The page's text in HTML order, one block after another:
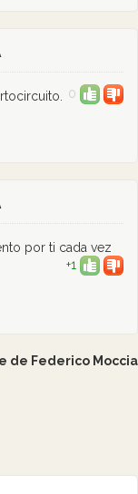
0
por ti cada vez
+1
de Federico Moccia